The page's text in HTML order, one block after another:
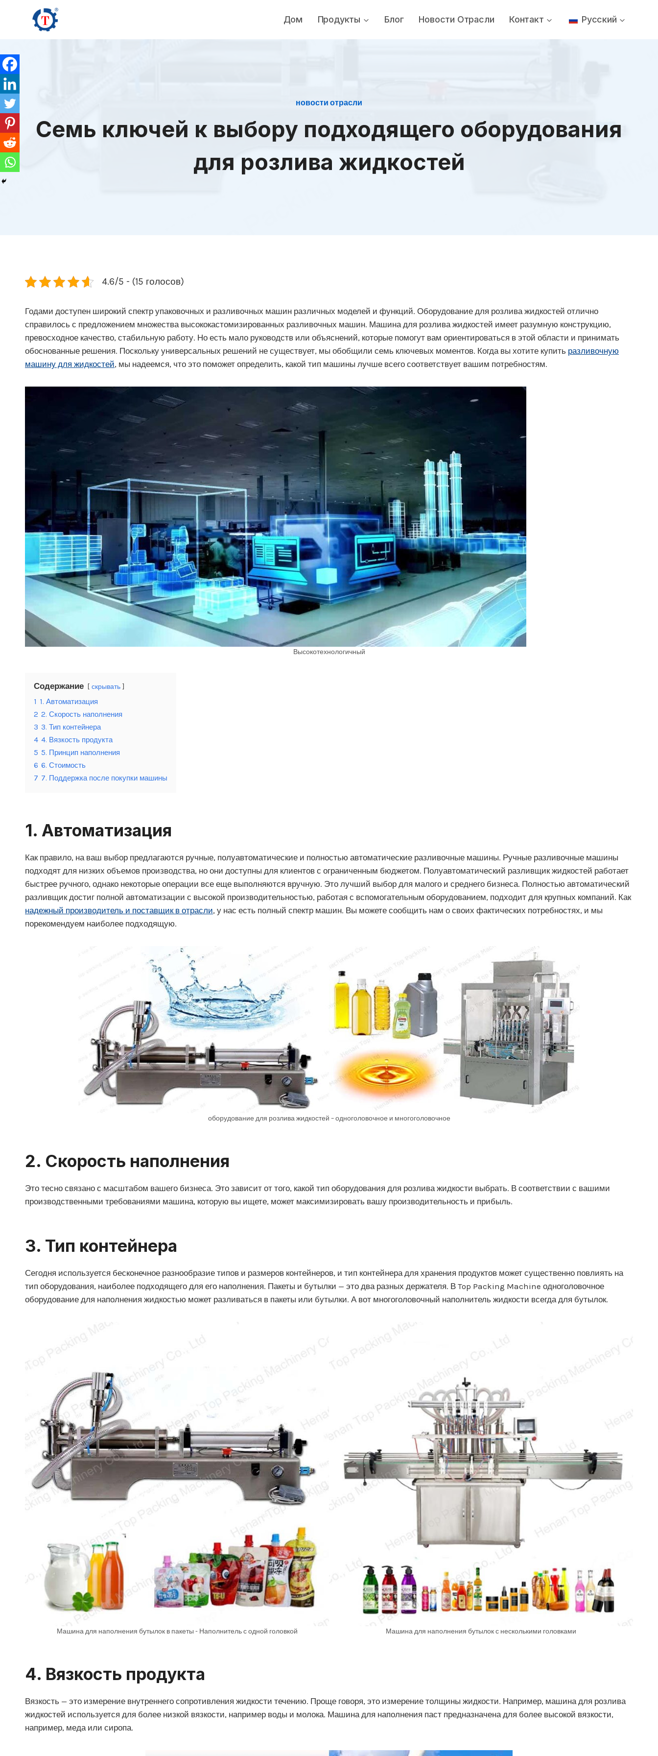
содержимому
Дом Продукты Блог Новости Отрасли Контакт Русский
новости отрасли
Семь ключей к выбору подходящего оборудования
для розлива жидкостей
4.6/5 - (15 голосов)
Годами доступен широкий спектр упаковочных и разливочных машин различных моделей и функций. Оборудование для розлива жидкостей отлично
справилось с предложением множества высококастомизированных разливочных машин. Машина для розлива жидкостей имеет разумную конструкцию,
превосходное качество, стабильную работу. Но есть мало руководств или объяснений, которые помогут вам ориентироваться в этой области и принимать
обоснованные решения. Поскольку универсальных решений не существует, мы обобщили семь ключевых моментов. Когда вы хотите купить разливочную
машину для жидкостей, мы надеемся, что это поможет определить, какой тип машины лучше всего соответствует вашим потребностям.
Высокотехнологичный
Содержание скрывать
1 1. Автоматизация
2 2. Скорость наполнения
3 3. Тип контейнера
4 4. Вязкость продукта
5 5. Принцип наполнения
6 6. Стоимость
7 7. Поддержка после покупки машины
1. Автоматизация
Как правило, на ваш выбор предлагаются ручные, полуавтоматические и полностью автоматические разливочные машины. Ручные разливочные машины
подходят для низких объемов производства, но они доступны для клиентов с ограниченным бюджетом. Полуавтоматический разливщик жидкостей работает
быстрее ручного, однако некоторые операции все еще выполняются вручную. Это лучший выбор для малого и среднего бизнеса. Полностью автоматический
разливщик достиг полной автоматизации с высокой производительностью, работая с вспомогательным оборудованием, подходит для крупных компаний. Как
надежный производитель и поставщик в отрасли, у нас есть полный спектр машин. Вы можете сообщить нам о своих фактических потребностях, и мы
порекомендуем наиболее подходящую.
оборудование для розлива жидкостей – одноголовочное и многоголовочное
2. Скорость наполнения
Это тесно связано с масштабом вашего бизнеса. Это зависит от того, какой тип оборудования для розлива жидкости выбрать. В соответствии с вашими
производственными требованиями машина, которую вы ищете, может максимизировать вашу производительность и прибыль.
3. Тип контейнера
Сегодня используется бесконечное разнообразие типов и размеров контейнеров, и тип контейнера для хранения продуктов может существенно повлиять на
тип оборудования, наиболее подходящего для его наполнения. Пакеты и бутылки — это два разных держателя. В Top Packing Machine одноголовочное
оборудование для наполнения жидкостью может разливаться в пакеты или бутылки. А вот многоголовочный наполнитель жидкости всегда для бутылок.
Машина для наполнения бутылок в пакеты - Наполнитель с одной головкой Машина для наполнения бутылок с несколькими головками
4. Вязкость продукта
Вязкость — это измерение внутреннего сопротивления жидкости течению. Проще говоря, это измерение толщины жидкости. Например, машина для розлива
жидкостей используется для более низкой вязкости, например воды и молока. Машина для наполнения паст предназначена для более высокой вязкости,
например, меда или сиропа.